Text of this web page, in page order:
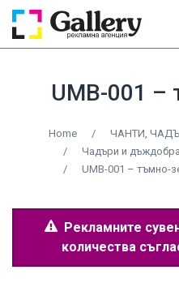
UMB-001 –
Home /
ЧАНТИ,
/
Чадъри и
/
UMB-001 – тъмно-
Рекламните
количества